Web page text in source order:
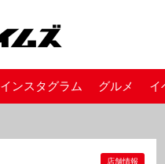
インスタグラム グルメ イ
店舗情報